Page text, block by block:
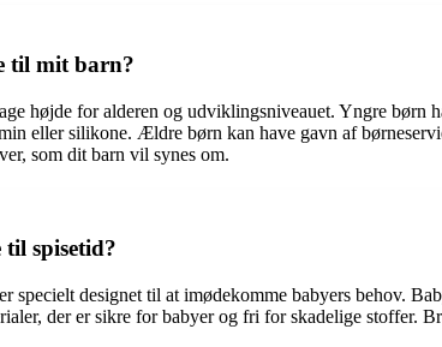
til mit barn?
højde for alderen og udviklingsniveauet. Yngre børn
eller silikone. Ældre børn kan have gavn af
som dit barn vil synes om.
spisetid?
specielt designet til at imødekomme babyers behov.
der er sikre for babyer og fri for skadelige